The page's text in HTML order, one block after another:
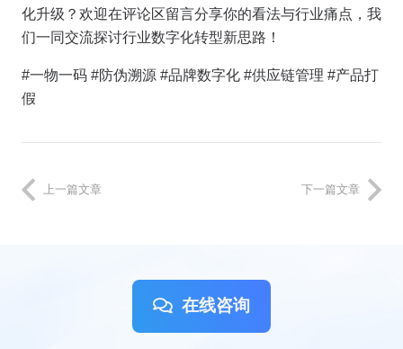
化升级？欢迎在评论区留言分享你的看法与行业痛点，我
们一同交流探讨行业数字化转型新思路！
#一物一码 #防伪溯源 #品牌数字化 #供应链管理 #产品打
假
上一篇文章 下一篇文章
在线咨询